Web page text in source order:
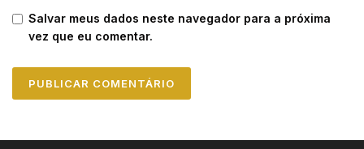
Salvar meus dados neste navegador para a próxima
vez que eu comentar.